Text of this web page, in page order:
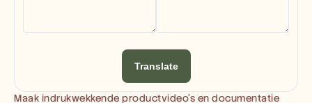
Maak indrukwekkende productvideo’s en documentatie
Translate
Carrières